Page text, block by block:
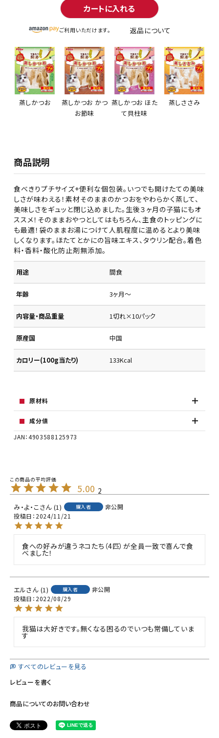
カートに入れる
ご利用いただけます。 返品について
蒸しかつお
蒸しかつお かつ
お節味
蒸しかつお ほた
て貝柱味
蒸しささみ
商品説明
食べきりプチサイズ+便利な個包装。いつでも開けたての美味
しさが味わえる！素材そのままのかつおをやわらかく蒸して、
美味しさをギュッと閉じ込めました。生後３ヶ月の子猫にもオ
ススメ！そのままおやつとしてはもちろん、主食のトッピングに
も最適！袋のままお湯につけて人肌程度に温めるとより美味
しくなります。ほたてとかにの旨味エキス、タウリン配合。着色
料・香料・酸化防止剤無添加。
用途 間食
年齢 3ヶ月～
内容量・商品重量 1切れ×10パック
原産国 中国
カロリー(100g当たり) 133Kcal
原材料
成分値
JAN：4903588125973
5.00 2
み・よ・こ 1 購入者
非公開
投稿日 2024/11/21
食への好みが違うネコたち（4匹）が全員一致で喜んで食
べました！
エル 1 購入者
非公開
投稿日 2022/08/29
我猫は大好きです。無くなる困るのでいつも常備していま
す
すべてのレビューを見る
レビューを書く
商品についてのお問い合わせ